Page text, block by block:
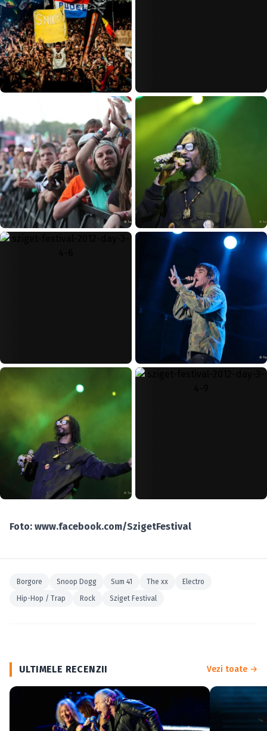
Foto: www.facebook.com/SzigetFestival
Borgore Snoop Dogg Sum 41 The xx
Electro
Hip-Hop / Trap
Rock Sziget Festival
ULTIMELE RECENZII Vezi toate →